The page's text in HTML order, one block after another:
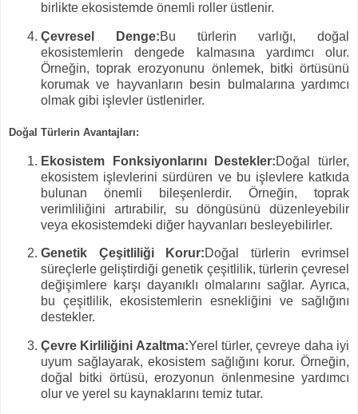
birlikte ekosistemde önemli roller üstlenir.
Çevresel Denge:Bu türlerin varlığı, doğal
ekosistemlerin dengede kalmasına yardımcı olur.
Örneğin, toprak erozyonunu önlemek, bitki örtüsünü
korumak ve hayvanların besin bulmalarına yardımcı
olmak gibi işlevler üstlenirler.
Doğal Türlerin Avantajları:
Ekosistem Fonksiyonlarını Destekler:Doğal türler,
ekosistem işlevlerini sürdüren ve bu işlevlere katkıda
bulunan önemli bileşenlerdir. Örneğin, toprak
verimliliğini artırabilir, su döngüsünü düzenleyebilir
veya ekosistemdeki diğer hayvanları besleyebilirler.
Genetik Çeşitliliği Korur:Doğal türlerin evrimsel
süreçlerle geliştirdiği genetik çeşitlilik, türlerin çevresel
değişimlere karşı dayanıklı olmalarını sağlar. Ayrıca,
bu çeşitlilik, ekosistemlerin esnekliğini ve sağlığını
destekler.
Çevre Kirliliğini Azaltma:Yerel türler, çevreye daha iyi
uyum sağlayarak, ekosistem sağlığını korur. Örneğin,
doğal bitki örtüsü, erozyonun önlenmesine yardımcı
olur ve yerel su kaynaklarını temiz tutar.